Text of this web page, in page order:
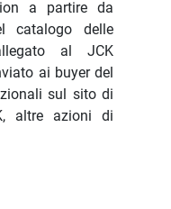
a partire da
catalogo delle
al JCK
ai buyer del
sul sito di
altre azioni di